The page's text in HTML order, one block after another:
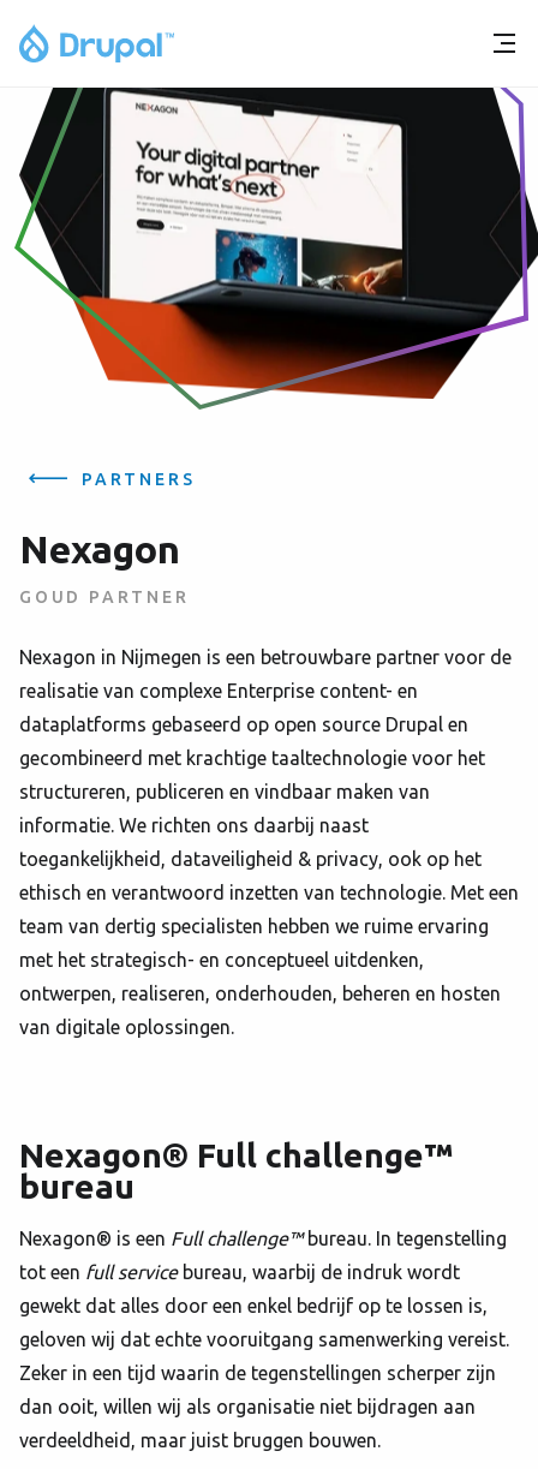
PARTNERS
Nexagon
GOUD PARTNER
Nexagon in Nijmegen is een betrouwbare partner voor de
realisatie van complexe Enterprise content- en
dataplatforms gebaseerd op open source Drupal en
gecombineerd met krachtige taaltechnologie voor het
structureren, publiceren en vindbaar maken van
informatie. We richten ons daarbij naast
toegankelijkheid, dataveiligheid & privacy, ook op het
ethisch en verantwoord inzetten van technologie. Met een
team van dertig specialisten hebben we ruime ervaring
met het strategisch- en conceptueel uitdenken,
ontwerpen, realiseren, onderhouden, beheren en hosten
van digitale oplossingen.
Nexagon® Full challenge™
bureau
Nexagon® is een Full challenge™bureau. In tegenstelling
tot een full servicebureau, waarbij de indruk wordt
gewekt dat alles door een enkel bedrijf op te lossen is,
geloven wij dat echte vooruitgang samenwerking vereist.
Zeker in een tijd waarin de tegenstellingen scherper zijn
dan ooit, willen wij als organisatie niet bijdragen aan
verdeeldheid, maar juist bruggen bouwen.